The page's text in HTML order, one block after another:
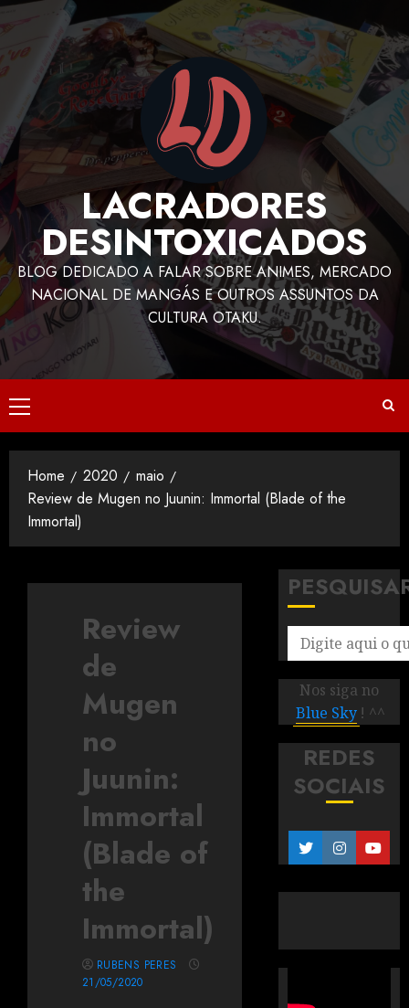
LACRADORES
DESINTOXICADOS
BLOG DEDICADO A FALAR SOBRE ANIMES, MERCADO
NACIONAL DE MANGÁS E OUTROS ASSUNTOS DA
CULTURA OTAKU.
Home 2020
maio
Review de Mugen no Juunin: Immortal (Blade of the
Immortal)
Review
de
Mugen
no
Juunin:
Immortal
(Blade of
the
Immortal)
RUBENS PERES
21/05/2020
Nos siga no
Blue Sky ! ^^
REDES
SOCIAIS